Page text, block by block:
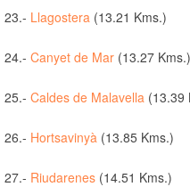
23.- Llagostera (13.21 Kms.)
24.- Canyet de Mar (13.27 Kms.)
25.- Caldes de Malavella (13.39
26.- Hortsavinyà (13.85 Kms.)
27.- Riudarenes (14.51 Kms.)